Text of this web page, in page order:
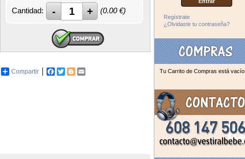
Cantidad: (0.00€)
Compartir Facebook
TwitterBlogger
Regístrate
¿Olvidaste tu contraseña?
Tu Carrito de Compras está vacío